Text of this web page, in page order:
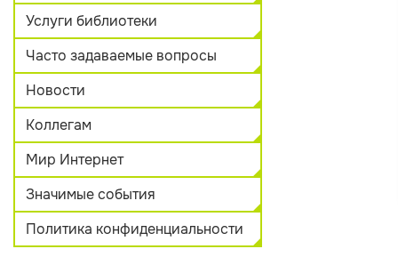
Услуги библиотеки
Часто задаваемые вопросы
Новости
Коллегам
Мир Интернет
Значимые события
Политика конфиденциальности